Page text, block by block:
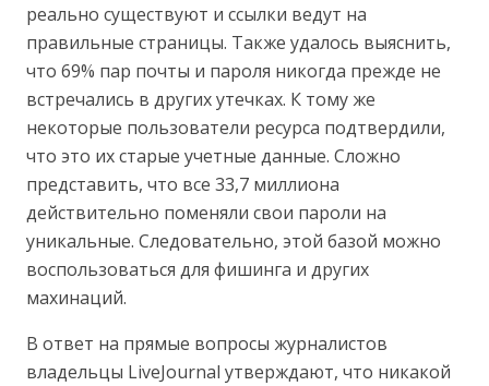
реально существуют и ссылки ведут на
правильные страницы. Также удалось выяснить,
что 69% пар почты и пароля никогда прежде не
встречались в других утечках. К тому же
некоторые пользователи ресурса подтвердили,
что это их старые учетные данные. Сложно
представить, что все 33,7 миллиона
действительно поменяли свои пароли на
уникальные. Следовательно, этой базой можно
воспользоваться для фишинга и других
махинаций.
В ответ на прямые вопросы журналистов
владельцы LiveJournal утверждают, что никакой